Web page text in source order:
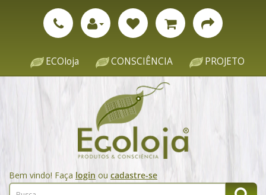
ECOloja CONSCIÊNCIA PROJETO
Bem vindo! Faça login ou cadastre-se